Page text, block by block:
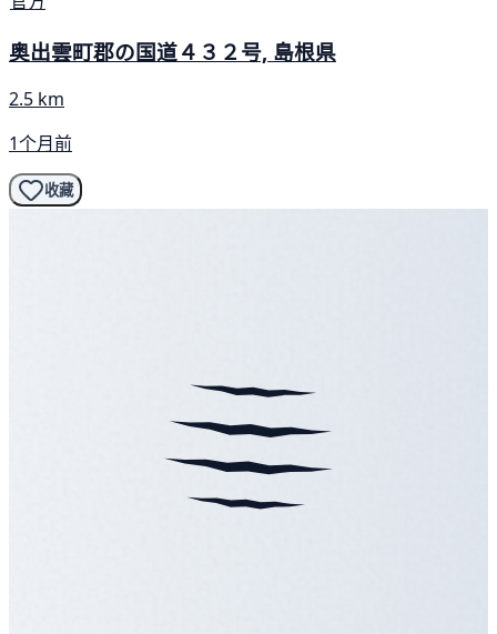
奥出雲町郡の国道４３２号, 島根県
2.5 km
1个月前
收藏